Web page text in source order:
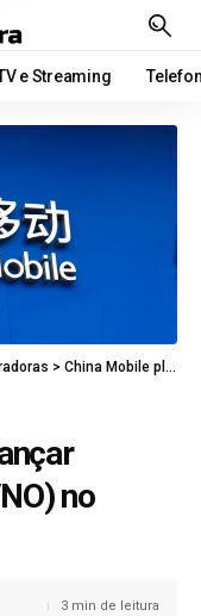
e Streaming
> China Mobile planeja lançar operadora virtual (MVNO) no Brasil
no
3 min de leitura